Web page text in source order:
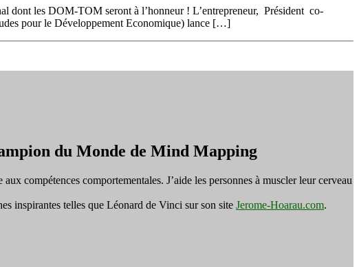
dont les DOM-TOM seront à l’honneur ! L’entrepreneur, Président co-
pour le Développement Economique) lance […]
du Monde de Mind Mapping
compétences comportementales. J’aide les personnes à muscler leur cerveau
inspirantes telles que Léonard de Vinci sur son site Jerome-Hoarau.com.